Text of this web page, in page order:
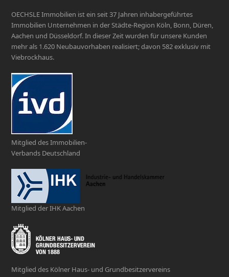
OECHSLE Immobilien ist ein seit 37 Jahren inhabergeführtes
Immobilien Unternehmen in der Städte-Region Köln, Bonn, Düren,
Aachen und Düsseldorf. In dieser Zeit wurden für unsere Kunden
mehr als 1.620 Neubauvorhaben realisiert; davon 582 exklusiv mit
Viebrockhaus.
Mitglied des Immobilien-
Verbands Deutschland
Mitglied der IHK Aachen
Mitglied des Kölner Haus- und Grundbesitzervereins